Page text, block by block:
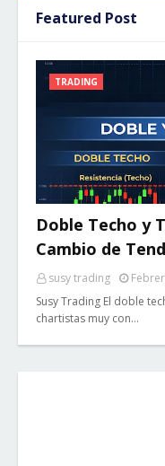
Featured Post
TRADING
Doble Techo y
Cambio de
susy trading
Susy Trading El doble
chartistas muy con…